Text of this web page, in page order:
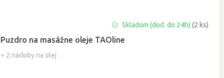
Puzdro na masážne oleje TAOline
+ 2 nádoby na olej
hodnotenie
produktu
je
Skladom (dod. do 24h)(2 ks)